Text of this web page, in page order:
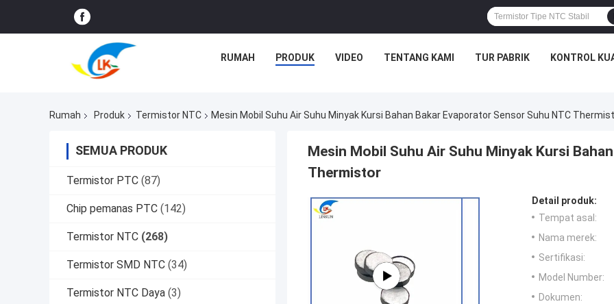
RUMAH PRODUK VIDEO TENTANG KAMI TUR PABRIK KONTROL
Rumah Produk Termistor NTC Mesin Mobil Suhu Air Suhu Minyak Kursi Bahan Bakar Evaporator Sensor Suhu NTC
SEMUA PRODUK
Termistor PTC (87)
Chip pemanas PTC (142)
Termistor NTC (268)
Termistor SMD NTC (34)
Termistor NTC Daya (3)
Mesin Mobil Suhu Air Suhu Minyak Kursi
Thermistor
Detail produk:
Tempat asal:
Nama merek:
Sertifikasi:
Model Number:
Dokumen: